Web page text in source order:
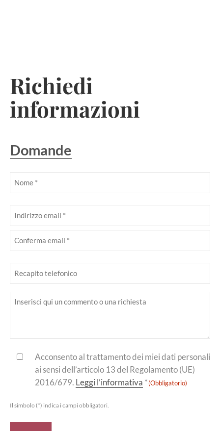
content
Richiedi
informazioni
Domande
email
email
Inserisci
Consenso
(Obbligatorio)
Acconsento al trattamento dei miei dati personali
ai sensi dell’articolo 13 del Regolamento (UE)
2016/679. Leggi l’informativa *(Obbligatorio)
Il simbolo (*) indica i campi obbligatori.